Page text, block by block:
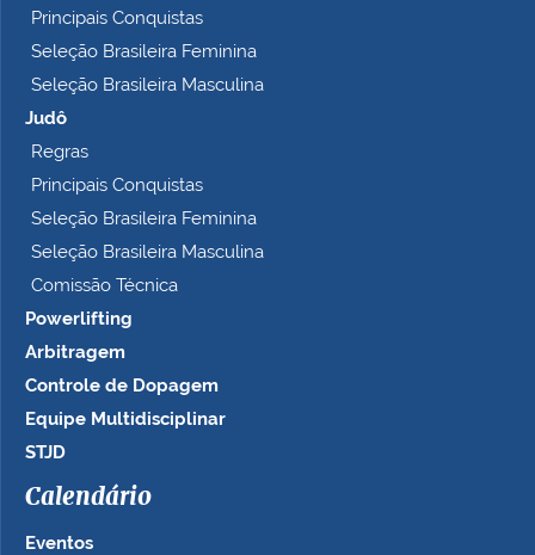
Principais Conquistas
Seleção Brasileira Feminina
Seleção Brasileira Masculina
Judô
Regras
Principais Conquistas
Seleção Brasileira Feminina
Seleção Brasileira Masculina
Comissão Técnica
Powerlifting
Arbitragem
Controle de Dopagem
Equipe Multidisciplinar
STJD
Calendário
Eventos